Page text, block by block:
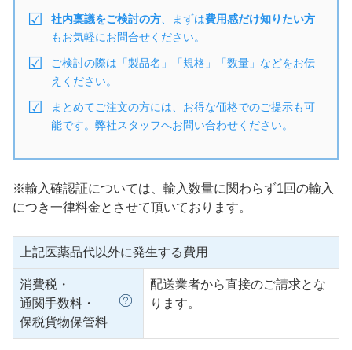
社内稟議をご検討の方 、まずは費用感だけ知りたい方
もお気軽にお問合せください。
ご検討の際は「製品名」「規格」「数量」などをお伝
えください。
まとめてご注文の方には、お得な価格でのご提示も可
能です。弊社スタッフへお問い合わせください。
※輸入確認証については、輸入数量に関わらず1回の輸入
につき一律料金とさせて頂いております。
上記医薬品代以外に発生する費用
消費税・
通関手数料・
保税貨物保管料
配送業者から直接のご請求とな
ります。